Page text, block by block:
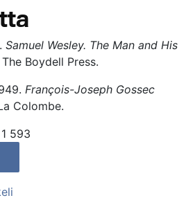
Samuel Wesley. The Man and His
Boydell Press.
François-Joseph Gossec
Colombe.
1 593